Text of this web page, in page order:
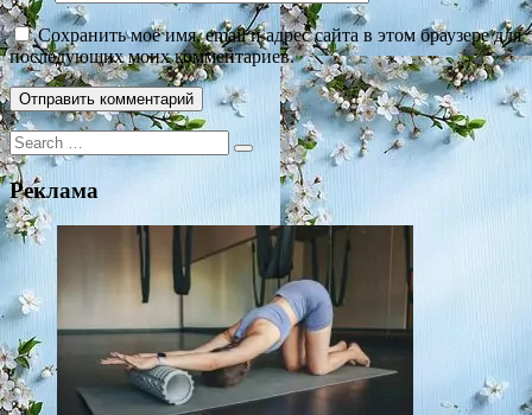
Сохранить моё имя, email и адрес сайта в этом браузере для
последующих моих комментариев.
Search
for:
Реклама